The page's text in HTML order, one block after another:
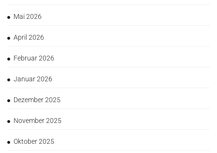
Mai 2026
April 2026
Februar 2026
Januar 2026
Dezember 2025
November 2025
Oktober 2025